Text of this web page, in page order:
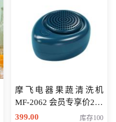
摩飞电器果蔬清洗机
MF-2062 会员专享价268
元
399.00 库存100